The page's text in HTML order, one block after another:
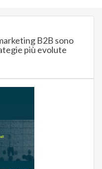
B2B sono
più evolute